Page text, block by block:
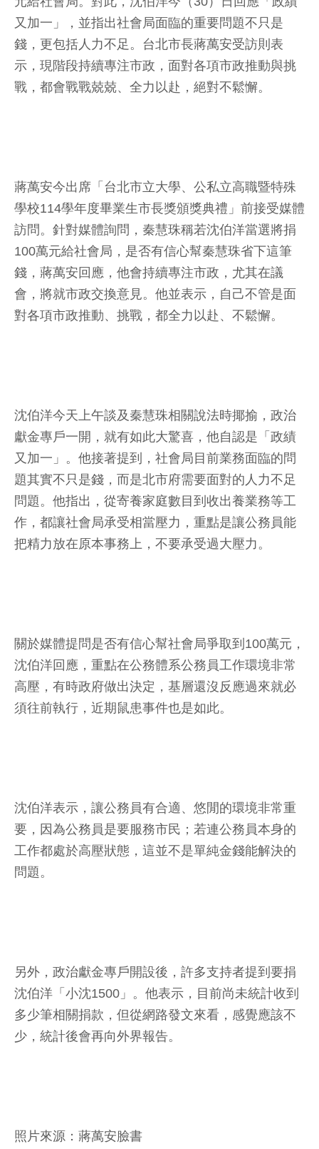
又加一」，並指出社會局面臨的重要問題不只是
錢，更包括人力不足。台北市長蔣萬安受訪則表
示，現階段持續專注市政，面對各項市政推動與挑
戰，都會戰戰兢兢、全力以赴，絕對不鬆懈。
蔣萬安今出席「台北市立大學、公私立高職暨特殊
學校114學年度畢業生市長獎頒獎典禮」前接受媒體
訪問。針對媒體詢問，秦慧珠稱若沈伯洋當選將捐
100萬元給社會局，是否有信心幫秦慧珠省下這筆
錢，蔣萬安回應，他會持續專注市政，尤其在議
會，將就市政交換意見。他並表示，自己不管是面
對各項市政推動、挑戰，都全力以赴、不鬆懈。
沈伯洋今天上午談及秦慧珠相關說法時揶揄，政治
獻金專戶一開，就有如此大驚喜，他自認是「政績
又加一」。他接著提到，社會局目前業務面臨的問
題其實不只是錢，而是北市府需要面對的人力不足
問題。他指出，從寄養家庭數目到收出養業務等工
作，都讓社會局承受相當壓力，重點是讓公務員能
把精力放在原本事務上，不要承受過大壓力。
關於媒體提問是否有信心幫社會局爭取到100萬元，
沈伯洋回應，重點在公務體系公務員工作環境非常
高壓，有時政府做出決定，基層還沒反應過來就必
須往前執行，近期鼠患事件也是如此。
沈伯洋表示，讓公務員有合適、悠閒的環境非常重
要，因為公務員是要服務市民；若連公務員本身的
工作都處於高壓狀態，這並不是單純金錢能解決的
問題。
另外，政治獻金專戶開設後，許多支持者提到要捐
沈伯洋「小沈1500」。他表示，目前尚未統計收到
多少筆相關捐款，但從網路發文來看，感覺應該不
少，統計後會再向外界報告。
照片來源：蔣萬安臉書